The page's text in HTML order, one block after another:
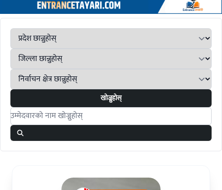
खोज्नुहोस्
Search candidates